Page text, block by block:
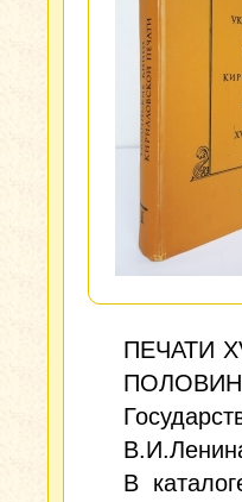
ПЕЧАТИ
В